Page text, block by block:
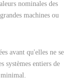
nominales des
machines ou
avant qu'elles ne se
systèmes entiers de
minimal.